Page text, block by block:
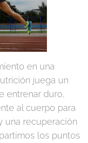
en una
juega un
entrenar duro,
al cuerpo para
una recuperación
los puntos